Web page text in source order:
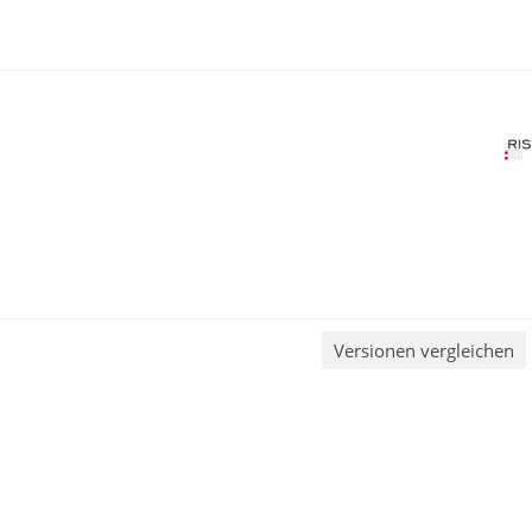
Versionen vergleichen